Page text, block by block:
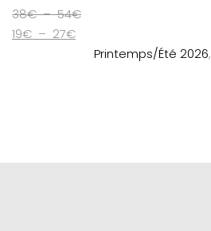
38€–54€Plage
prix :
19€ – 27€Plage
Printemps/Été 2026,